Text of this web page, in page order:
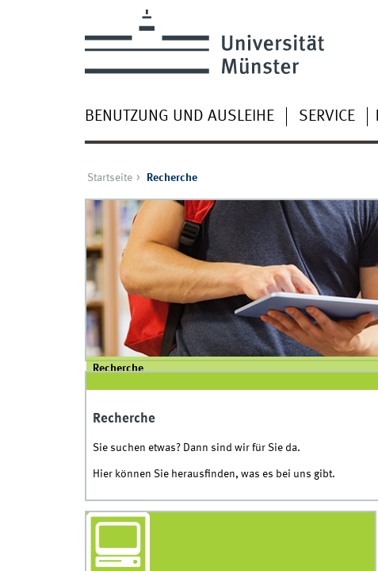
BENUTZUNG UND AUSLEIHE SERVICE
Startseite Recherche
Recherche
Recherche
Sie suchen etwas? Dann sind wir für Sie da.
Hier können Sie herausfinden, was es bei uns gibt.